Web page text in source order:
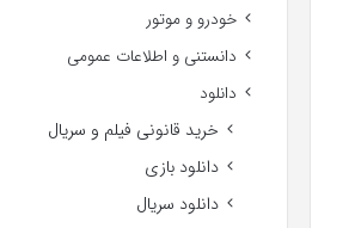
خودرو و موتور
دانستنی و اطلاعات عمومی
دانلود
خرید قانونی فیلم و سریال
دانلود بازی
دانلود سریال